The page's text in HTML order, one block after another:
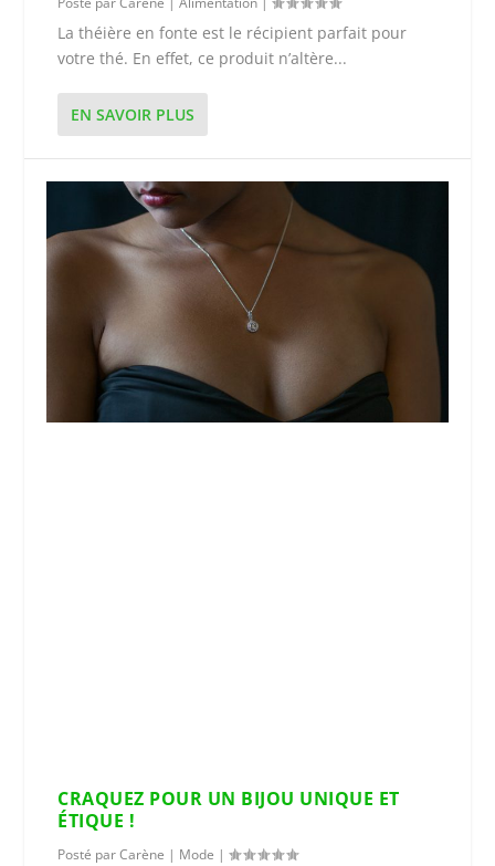
La théière en fonte est le récipient parfait pour
votre thé. En effet, ce produit n’altère...
EN SAVOIR PLUS
CRAQUEZ POUR UN BIJOU UNIQUE ET
ÉTIQUE !
Posté parCarène | Mode |